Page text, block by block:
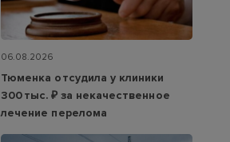
06.08.2026
Тюменка отсудила у клиники
300 тыс. ₽ за некачественное
лечение перелома